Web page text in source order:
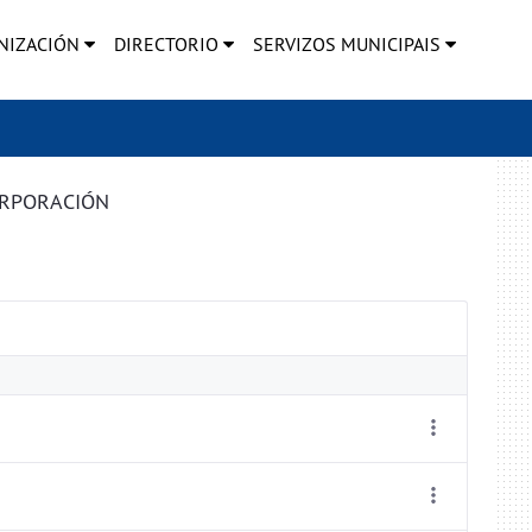
DIRECTORIO SERVIZOS MUNICIPAIS